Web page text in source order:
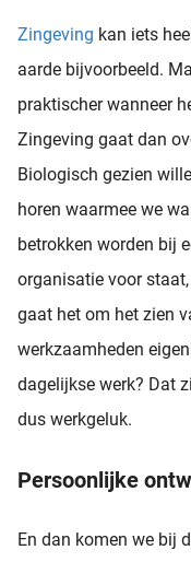
Zingeving kan iets
aarde bijvoorbeeld.
praktischer wanneer
Zingeving gaat dan
Biologisch gezien
horen waarmee we
betrokken worden bij
organisatie voor
gaat het om het zien
werkzaamheden
dagelijkse werk? Dat
dus werkgeluk.
Persoonlijke
En dan komen we bij